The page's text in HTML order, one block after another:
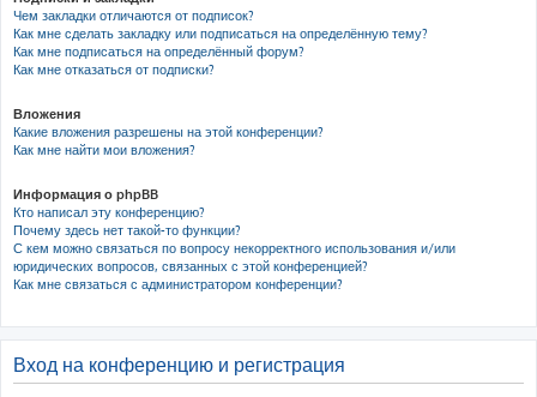
Чем закладки отличаются от подписок?
Как мне сделать закладку или подписаться на определённую тему?
Как мне подписаться на определённый форум?
Как мне отказаться от подписки?
Вложения
Какие вложения разрешены на этой конференции?
Как мне найти мои вложения?
Информация о phpBB
Кто написал эту конференцию?
Почему здесь нет такой-то функции?
С кем можно связаться по вопросу некорректного использования и/или
юридических вопросов, связанных с этой конференцией?
Как мне связаться с администратором конференции?
Вход на конференцию и регистрация